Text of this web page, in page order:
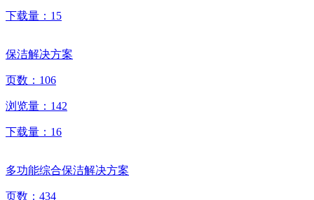
下载量： 15
保洁解决方案
页数： 106
浏览量： 142
下载量： 16
多功能综合保洁解决方案
页数： 434